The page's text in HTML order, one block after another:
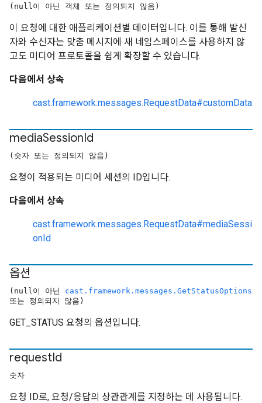
(null이 아닌 객체 또는 정의되지 않음)
이 요청에 대한 애플리케이션별 데이터입니다. 이를 통해 발신
자와 수신자는 맞춤 메시지에 새 네임스페이스를 사용하지 않
고도 미디어 프로토콜을 쉽게 확장할 수 있습니다.
다음에서 상속
cast.framework.messages.RequestData#customData
mediaSessionId
(숫자 또는 정의되지 않음)
요청이 적용되는 미디어 세션의 ID입니다.
다음에서 상속
cast.framework.messages.RequestData#mediaSessi
onId
옵션
(null이 아닌 cast.framework.messages.GetStatusOptions
또는 정의되지 않음)
GET_STATUS 요청의 옵션입니다.
requestId
숫자
요청 ID로, 요청/응답의 상관관계를 지정하는 데 사용됩니다.